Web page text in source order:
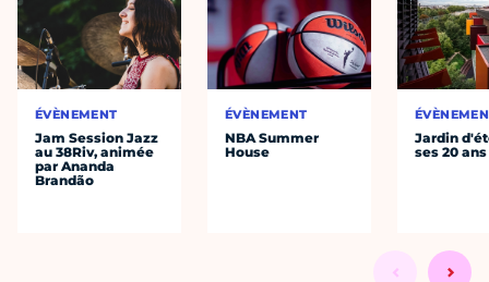
ÉVÈNEMENT
Jam Session Jazz
au 38Riv, animée
par Ananda
Brandão
ÉVÈNEMENT
NBA Summer
House
Jardin
ses 20 ans